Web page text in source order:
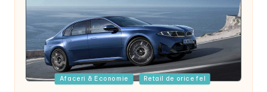
Posted
Afaceri & Economie Retail de orice fel